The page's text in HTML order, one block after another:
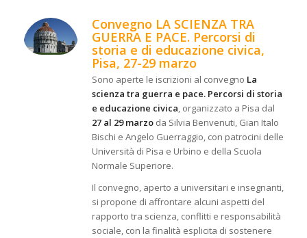
Convegno LA SCIENZA TRA
GUERRA E PACE. Percorsi di
storia e di educazione civica,
Pisa, 27-29 marzo
Sono aperte le iscrizioni al convegno La
scienza tra guerra e pace. Percorsi di storia
e educazione civica, organizzato a Pisa dal
27 al 29 marzo da Silvia Benvenuti, Gian Italo
Bischi e Angelo Guerraggio, con patrocini delle
Università di Pisa e Urbino e della Scuola
Normale Superiore.
Il convegno, aperto a universitari e insegnanti,
si propone di affrontare alcuni aspetti del
rapporto tra scienza, conflitti e responsabilità
sociale, con la finalità esplicita di sostenere